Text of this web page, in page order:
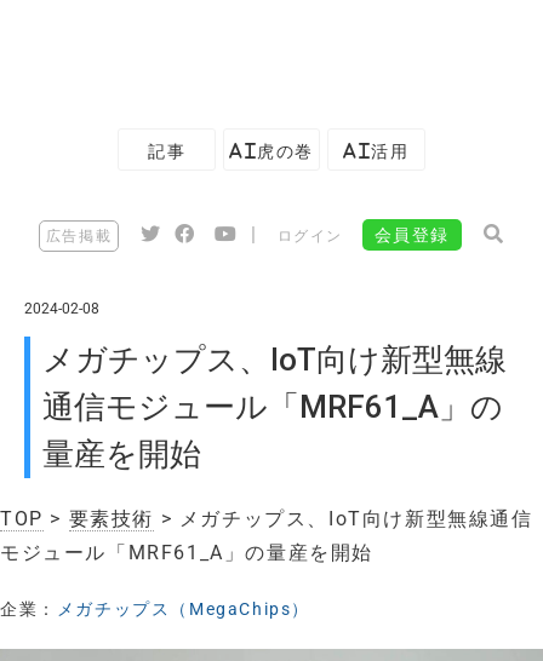
記事 AI虎の巻 AI活用
広告掲載 ログイン 会員登録
2024-02-08
メガチップス、IoT向け新型無線
通信モジュール「MRF61_A」の
量産を開始
TOP > 要素技術 > メガチップス、IoT向け新型無線通信
モジュール「MRF61_A」の量産を開始
企業： メガチップス（MegaChips）